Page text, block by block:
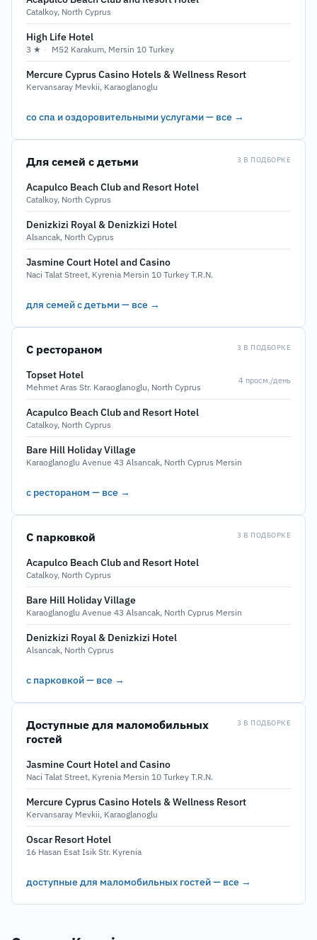
Catalkoy, North Cyprus
High Life Hotel
3 ★ · M52 Karakum, Mersin 10 Turkey
Mercure Cyprus Casino Hotels & Wellness Resort
Kervansaray Mevkii, Karaoglanoglu
со спа и оздоровительными услугами — все →
Для семей с детьми 3 В ПОДБОРКЕ
Acapulco Beach Club and Resort Hotel
Catalkoy, North Cyprus
Denizkizi Royal & Denizkizi Hotel
Alsancak, North Cyprus
Jasmine Court Hotel and Casino
Naci Talat Street, Kyrenia Mersin 10 Turkey T.R.N.
для семей с детьми — все →
С рестораном 3 В ПОДБОРКЕ
Topset Hotel
Mehmet Aras Str. Karaoglanoglu, North Cyprus
4 просм./день
Acapulco Beach Club and Resort Hotel
Catalkoy, North Cyprus
Bare Hill Holiday Village
Karaoglanoglu Avenue 43 Alsancak, North Cyprus Mersin
с рестораном — все →
С парковкой 3 В ПОДБОРКЕ
Acapulco Beach Club and Resort Hotel
Catalkoy, North Cyprus
Bare Hill Holiday Village
Karaoglanoglu Avenue 43 Alsancak, North Cyprus Mersin
Denizkizi Royal & Denizkizi Hotel
Alsancak, North Cyprus
с парковкой — все →
Доступные для маломобильных
гостей
3 В ПОДБОРКЕ
Jasmine Court Hotel and Casino
Naci Talat Street, Kyrenia Mersin 10 Turkey T.R.N.
Mercure Cyprus Casino Hotels & Wellness Resort
Kervansaray Mevkii, Karaoglanoglu
Oscar Resort Hotel
16 Hasan Esat Isik Str. Kyrenia
доступные для маломобильных гостей — все →